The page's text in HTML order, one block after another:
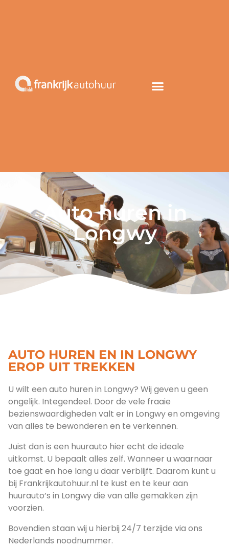
Auto huren in
Longwy
AUTO HUREN EN IN LONGWY
EROP UIT TREKKEN
U wilt een auto huren in Longwy? Wij geven u geen
ongelijk. Integendeel. Door de vele fraaie
bezienswaardigheden valt er in Longwy en omgeving
van alles te bewonderen en te verkennen.
Juist dan is een huurauto hier echt de ideale
uitkomst. U bepaalt alles zelf. Wanneer u waarnaar
toe gaat en hoe lang u daar verblijft. Daarom kunt u
bij Frankrijkautohuur.nl te kust en te keur aan
huurauto’s in Longwy die van alle gemakken zijn
voorzien.
Bovendien staan wij u hierbij 24/7 terzijde via ons
Nederlands noodnummer.